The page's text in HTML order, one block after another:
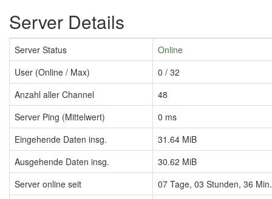
Server Details
Server Status
Online
User (Online / Max)
0 / 32
Anzahl aller Channel
48
Server Ping (Mittelwert)
0 ms
Eingehende Daten insg.
31.64 MiB
Ausgehende Daten insg.
30.62 MiB
Server online seit
07 Tage, 03 Stunden, 36